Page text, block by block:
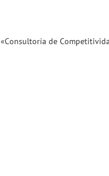
«Consultoría de